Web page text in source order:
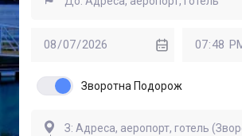
Зворотна Подорож